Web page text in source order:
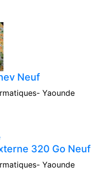
Neuf
Yaounde
320 Go Neuf
Yaounde